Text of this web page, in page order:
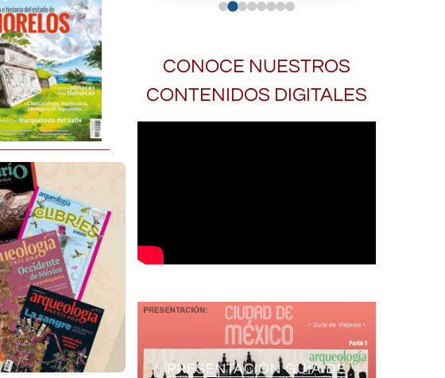
CONOCE NUESTROS
CONTENIDOS DIGITALES
PRESENTACIÓN GUÍA DE